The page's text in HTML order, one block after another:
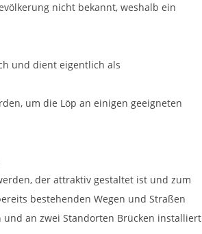
nicht bekannt, weshalb ein
und dient eigentlich als
um die Löp an einigen geeigneten
der attraktiv gestaltet ist und zum
bestehenden Wegen und Straßen
an zwei Standorten Brücken installiert